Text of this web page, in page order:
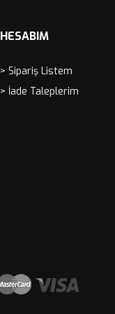
HESABIM
> Sipariş Listem
> İade Taleplerim